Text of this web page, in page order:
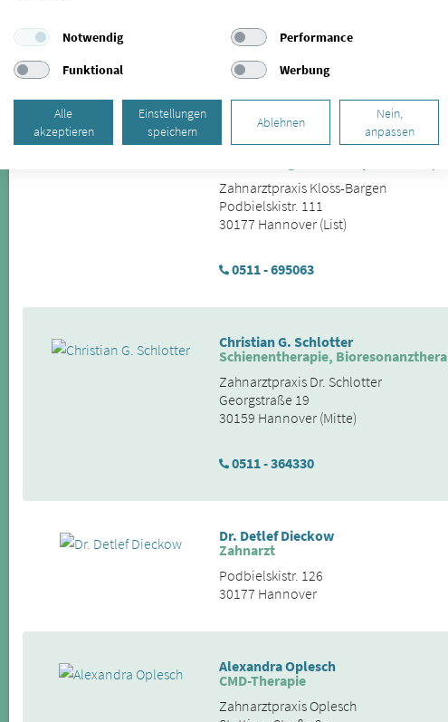
30161 Hannover (List)
0511 - 66 01 76
Manfred Kloss-Bargen
Behandlung von Kieferproblemen,
Zahnarztpraxis Kloss-Bargen
Podbielskistr. 111
30177 Hannover (List)
0511 - 695063
Christian G. Schlotter
Schienentherapie,
Zahnarztpraxis Dr. Schlotter
Georgstraße 19
30159 Hannover (Mitte)
0511 - 364330
Dr. Detlef Dieckow
Zahnarzt
Podbielskistr. 126
30177 Hannover
Alexandra Oplesch
CMD-Therapie
Zahnarztpraxis Oplesch
Notwendig
Performance
Funktional
Werbung
Alle
akzeptieren
Einstellungen
speichern
Ablehnen
Nein,
anpassen